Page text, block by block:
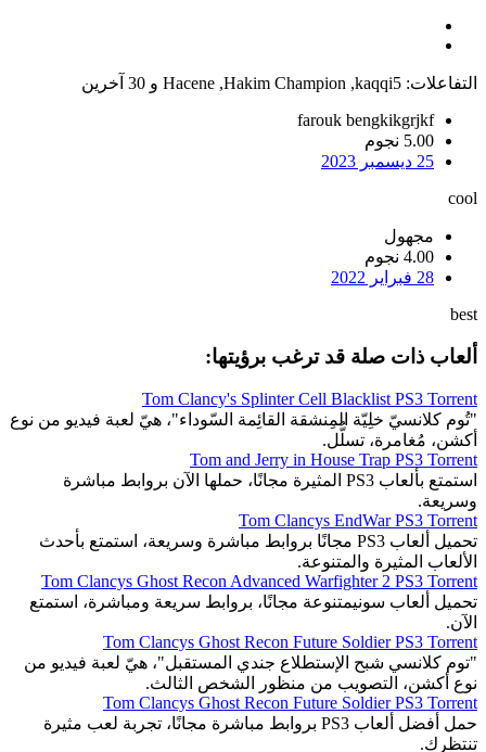
التفاعلات: kaqqi5
,
Hakim Champion
,
Hacene و 30 آخرين
farouk bengkikgrjkf
5.00 نجوم
25 ديسمبر 2023
cool
مجهول
4.00 نجوم
28 فبراير 2022
best
ألعاب ذات صلة قد ترغب برؤيتها:
Tom Clancy's Splinter Cell Blacklist PS3 Torrent
"تُوم كلانسيّ خلِيّة المِنشقة القائِمة السّوداء"، هيّ لعبة فيديو من نوع
أكشن، مُغامرة، تسلُّل.
Tom and Jerry in House Trap PS3 Torrent
استمتع بألعاب PS3 المثيرة مجانًا، حملها الآن بروابط مباشرة
وسريعة.
Tom Clancys EndWar PS3 Torrent
تحميل ألعاب PS3 مجانًا بروابط مباشرة وسريعة، استمتع بأحدث
الألعاب المثيرة والمتنوعة.
Tom Clancys Ghost Recon Advanced Warfighter 2 PS3 Torrent
تحميل ألعاب سونيمتنوعة مجانًا، بروابط سريعة ومباشرة، استمتع
الآن.
Tom Clancys Ghost Recon Future Soldier PS3 Torrent
"توم كلانسي شبح الإستطلاع جندي المستقبل"، هيّ لعبة فيديو من
نوع أكشن، التصويب من منظور الشخص الثالث.
Tom Clancys Ghost Recon Future Soldier PS3 Torrent
حمل أفضل ألعاب PS3 بروابط مباشرة مجانًا، تجربة لعب مثيرة
تنتظرك.